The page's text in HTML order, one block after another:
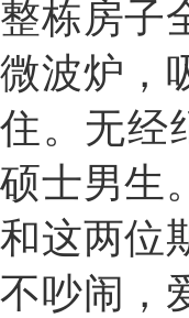
整栋房子
微波炉，
住。无经
硕士男生
和这两位
不吵闹，